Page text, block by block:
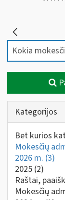
Kategorijos
Bet kurios
Mokesčių
2026 m. (3)
2025 (2)
Raštai,
Mokesčių